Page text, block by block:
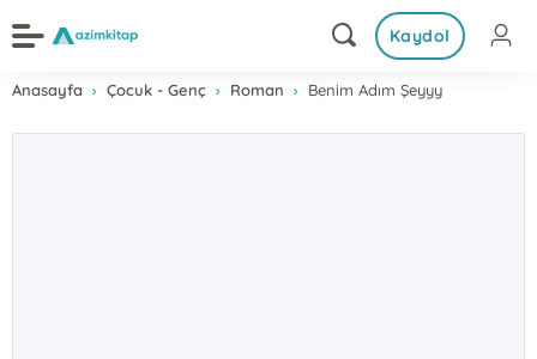
Kaydol
Anasayfa Çocuk - Genç Roman Benim Adım Şeyyy